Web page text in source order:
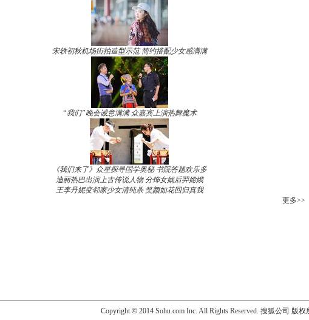
宋轶初秋机场街拍造型示范 简约搭配少女感满满
“我们”晚会诚意满满 众嘉宾上演热舞魔术
《我们来了》众星探寻国学奥秘 书院答题欢乐多
迪丽热巴出演上古传说人物 分饰女娲后羿嫦娥
王李丹妮变邻家少女清纯杀 笑颜如花回归真我
更多>>
Copyright © 2014 Sohu.com Inc. All Rights Reserved. 搜狐公司 版权